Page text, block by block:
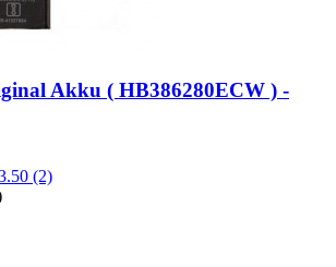
Akku ( HB386280ECW ) -
(2)